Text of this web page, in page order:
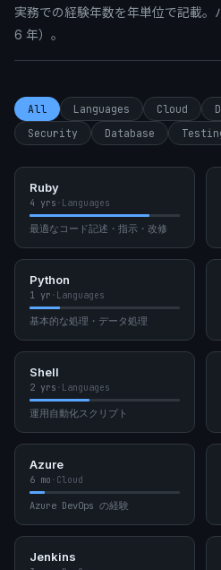
実務での経験年数を年単位で記載
6 年）。
All Languages Cloud
Security
Database
Ruby
4 yrs · Languages
最適なコード記述・指示・改修
Python
1 yr · Languages
基本的な処理・データ処理
Shell
2 yrs · Languages
運用自動化スクリプト
Azure
6 mo · Cloud
Azure DevOps の経験
Jenkins